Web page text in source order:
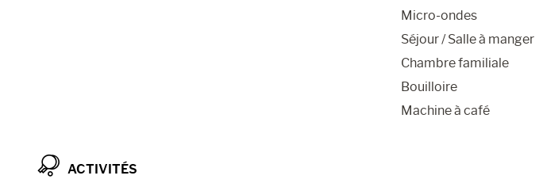
Micro-ondes
Séjour / Salle à manger
Chambre familiale
Bouilloire
Machine à café
ACTIVITÉS